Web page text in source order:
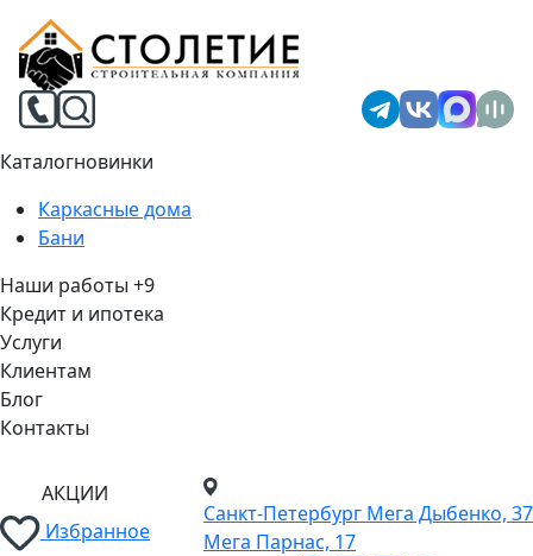
Каталогновинки
Каркасные дома
Бани
Наши работы +9
Кредит и ипотека
Услуги
Клиентам
Блог
Контакты
АКЦИИ
Избранное
Санкт-Петербург Мега Дыбенко, 37
Мега Парнас, 17